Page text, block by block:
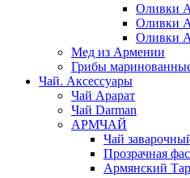
Оливки
Оливки
Оливки
Мед из Армении
Грибы
Чай. Аксессуары
Чай Арарат
Чай Darman
АРМЧАЙ
Чай
Прозрачная
Армянский